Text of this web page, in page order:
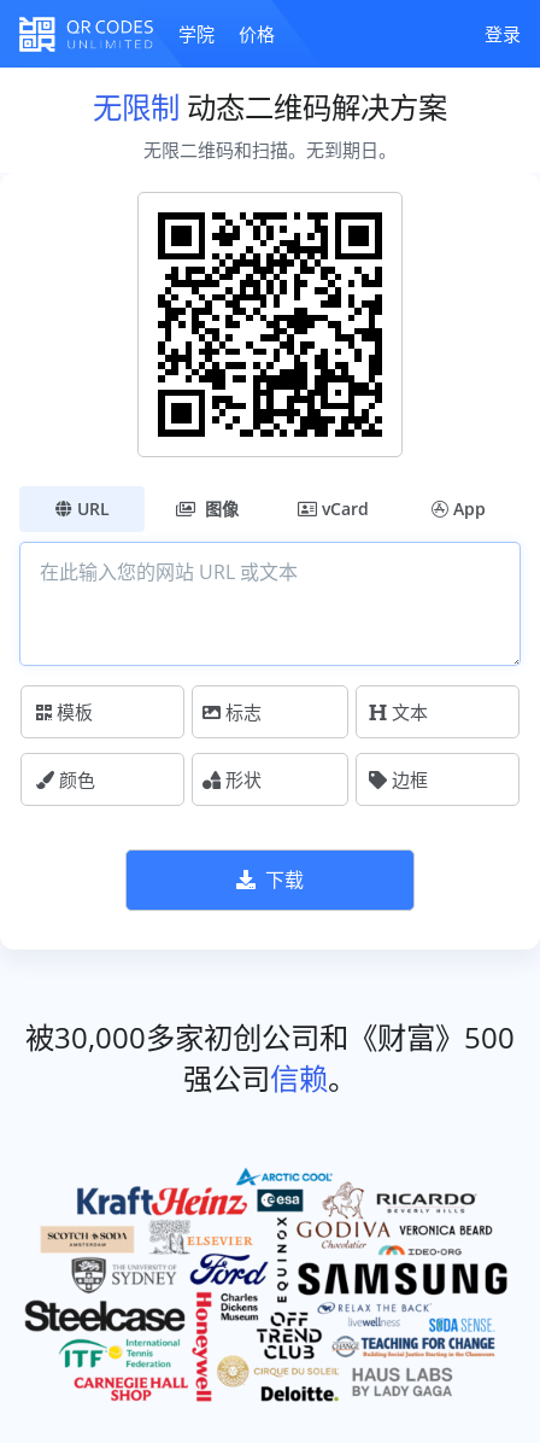
学院 价格 登录
无限制 动态二维码解决方案
无限二维码和扫描。无到期日。
URL 图像 vCard App
模板 标志 文本
颜色 形状 边框
下载
被30,000多家初创公司和《财富》500
强公司信赖。